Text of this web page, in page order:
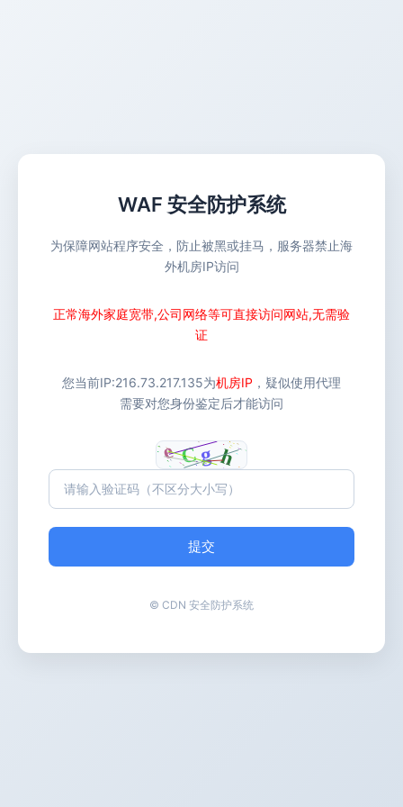
WAF 安全防护系统
为保障网站程序安全，防止被黑或挂马，服务器禁止海
外机房IP访问
正常海外家庭宽带,公司网络等可直接访问网站,无需验
证
您当前IP:216.73.217.135为机房IP ，疑似使用代理
需要对您身份鉴定后才能访问
提交
© CDN 安全防护系统